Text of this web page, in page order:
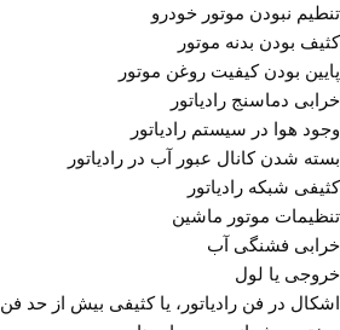
تنطیم نبودن موتور خودرو
کثیف بودن بدنه موتور
پایین بودن کیفیت روغن موتور
خرابی دماسنج رادیاتور
وجود هوا در سیستم رادیاتور
بسته شدن کانال عبور آب در رادیاتور
کثیفی شبکه رادیاتور
تنظیمات موتور ماشین
خرابی فشنگی آب
خروجی یا لول
اشکال در فن رادیاتور، یا کثیفی بیش از حد فن